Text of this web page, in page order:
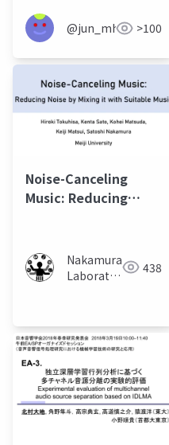
VRChat
@jun_mh4g>100
Noise-Canceling
Music: Reducing
Nakamura
Laboratory
438